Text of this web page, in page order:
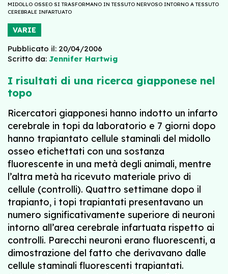
MIDOLLO OSSEO SI TRASFORMANO IN TESSUTO NERVOSO INTORNO A TESSUTO
CEREBRALE INFARTUATO
VARIE
Pubblicato il: 20/04/2006
Scritto da: Jennifer Hartwig
I risultati di una ricerca giapponese nel
topo
Ricercatori giapponesi hanno indotto un infarto
cerebrale in topi da laboratorio e 7 giorni dopo
hanno trapiantato cellule staminali del midollo
osseo etichettati con una sostanza
fluorescente in una metà degli animali, mentre
l’altra metà ha ricevuto materiale privo di
cellule (controlli). Quattro settimane dopo il
trapianto, i topi trapiantati presentavano un
numero significativamente superiore di neuroni
intorno all’area cerebrale infartuata rispetto ai
controlli. Parecchi neuroni erano fluorescenti, a
dimostrazione del fatto che derivavano dalle
cellule staminali fluorescenti trapiantati.